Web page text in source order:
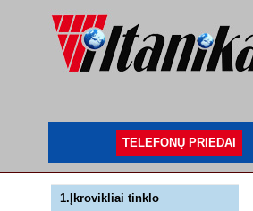
TELEFONŲ PRIEDAI
1.Įkrovikliai tinklo